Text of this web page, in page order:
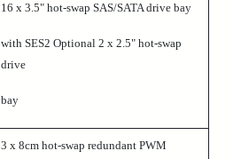
16 x 3.5" hot-swap SAS/SATA drive bay
with SES2 Optional 2 x 2.5" hot-swap
drive
bay
3 x 8cm hot-swap redundant PWM